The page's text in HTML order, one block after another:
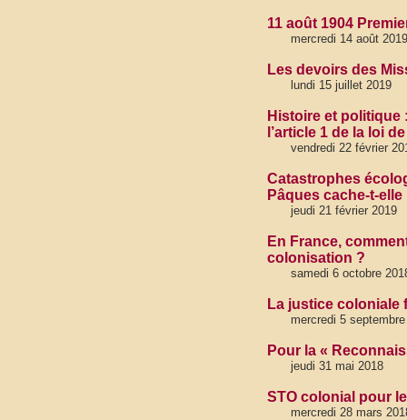
11 août 1904
mercredi 14 août 2019
Les devoirs des
lundi 15 juillet 2019
Histoire et
l’article 1 de la loi
vendredi 22 février
Catastrophes
Pâques cache-t-
jeudi 21 février 2019
En France,
colonisation ?
samedi 6 octobre
La justice coloniale
mercredi 5
Pour la «
jeudi 31 mai 2018
STO colonial pour
mercredi 28 mars